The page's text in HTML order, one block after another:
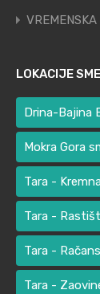
LOKACIJE
Drina-Bajina
Mokra Gora
Tara -
Tara -
Tara -
Tara -